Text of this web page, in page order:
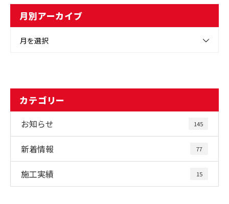
月別アーカイブ
月を選択
カテゴリー
お知らせ 145
新着情報 77
施工実績 15